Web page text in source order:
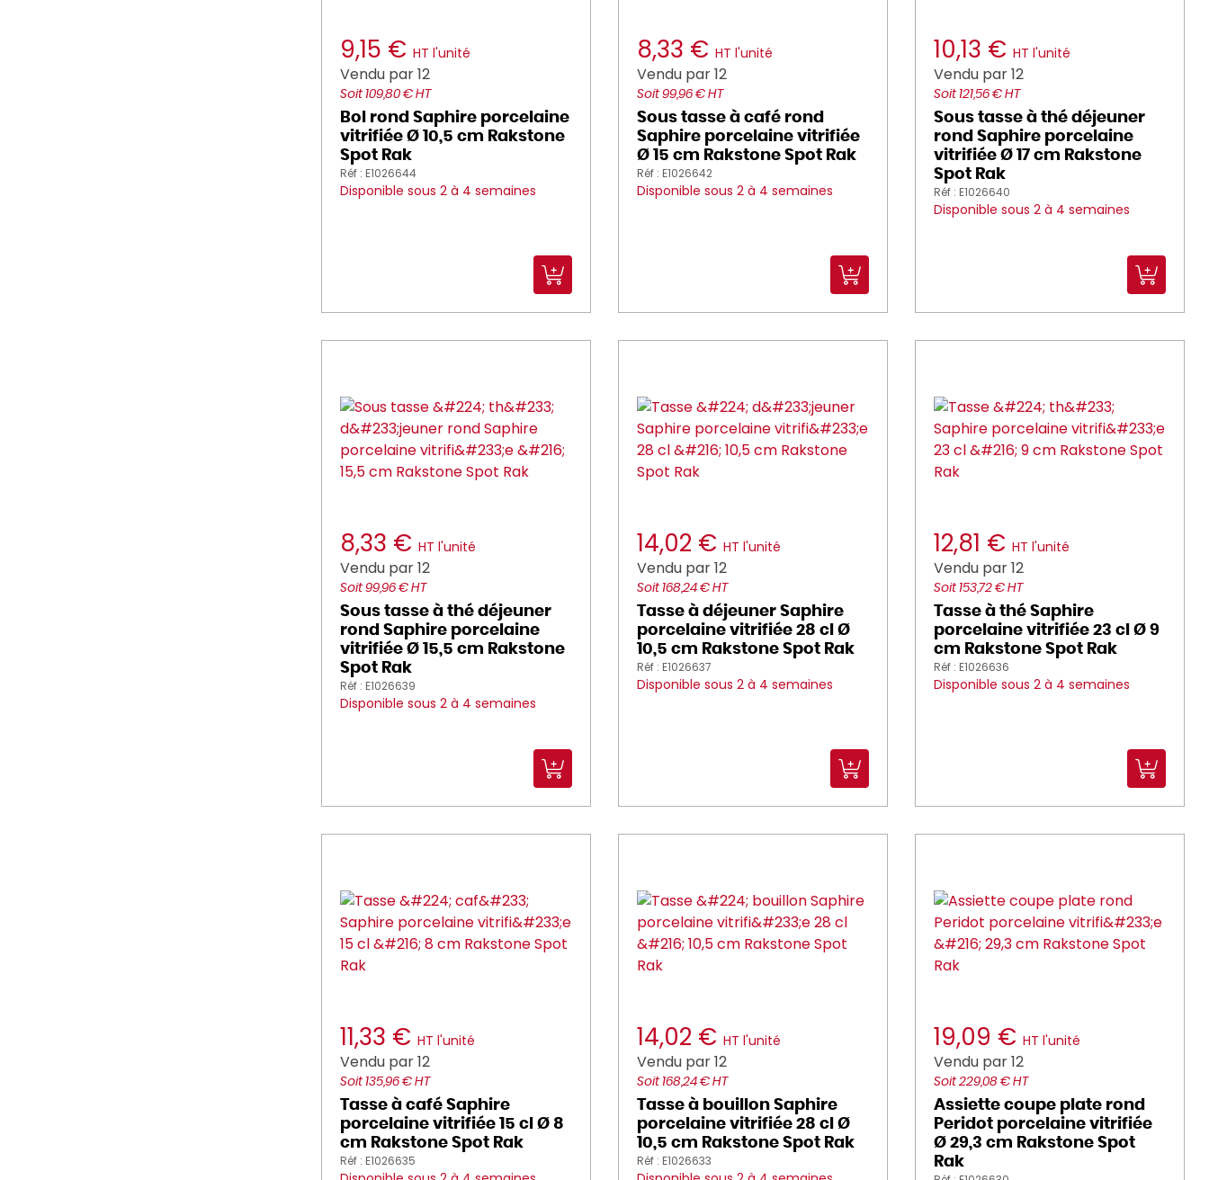
9,15 € HT l'unité
Vendu par 12
Soit 109,80 € HT
Bol rond Saphire porcelaine
vitrifiée Ø 10,5 cm Rakstone
Spot Rak
Réf : E1026644
Disponible sous 2 à 4 semaines
8,33 € HT l'unité
Vendu par 12
Soit 99,96 € HT
Sous tasse à café rond
Saphire porcelaine vitrifiée
Ø 15 cm Rakstone Spot Rak
Réf : E1026642
Disponible sous 2 à 4 semaines
10,13 € HT l'unité
Vendu par 12
Soit 121,56 € HT
Sous tasse à thé déjeuner
rond Saphire porcelaine
vitrifiée Ø 17 cm Rakstone
Spot Rak
Réf : E1026640
Disponible sous 2 à 4 semaines
8,33 € HT l'unité
Vendu par 12
Soit 99,96 € HT
Sous tasse à thé déjeuner
rond Saphire porcelaine
vitrifiée Ø 15,5 cm Rakstone
Spot Rak
Réf : E1026639
Disponible sous 2 à 4 semaines
14,02 € HT l'unité
Vendu par 12
Soit 168,24 € HT
Tasse à déjeuner Saphire
porcelaine vitrifiée 28 cl Ø
10,5 cm Rakstone Spot Rak
Réf : E1026637
Disponible sous 2 à 4 semaines
12,81 € HT l'unité
Vendu par 12
Soit 153,72 € HT
Tasse à thé Saphire
porcelaine vitrifiée 23 cl Ø 9
cm Rakstone Spot Rak
Réf : E1026636
Disponible sous 2 à 4 semaines
11,33 € HT l'unité
Vendu par 12
Soit 135,96 € HT
Tasse à café Saphire
porcelaine vitrifiée 15 cl Ø 8
cm Rakstone Spot Rak
Réf : E1026635
14,02 € HT l'unité
Vendu par 12
Soit 168,24 € HT
Tasse à bouillon Saphire
porcelaine vitrifiée 28 cl Ø
10,5 cm Rakstone Spot Rak
Réf : E1026633
19,09 € HT l'unité
Vendu par 12
Soit 229,08 € HT
Assiette coupe plate rond
Peridot porcelaine vitrifiée
Ø 29,3 cm Rakstone Spot
Rak